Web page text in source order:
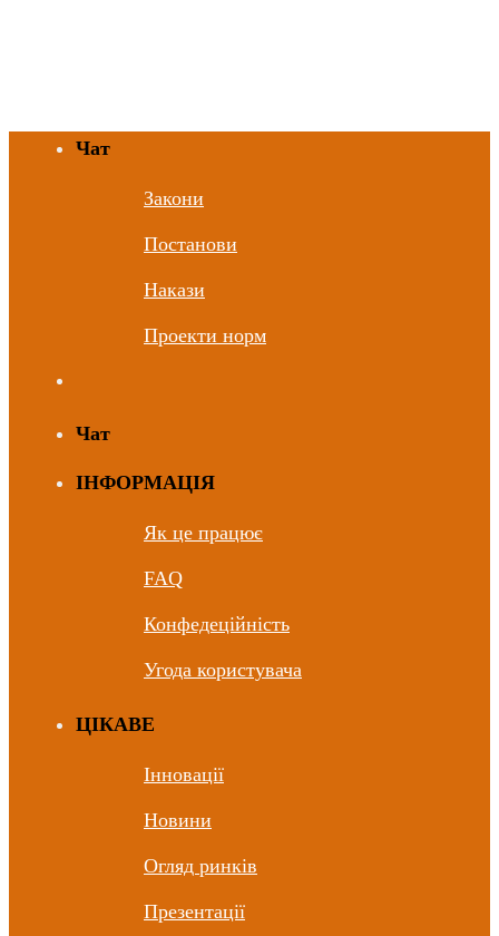
Чат
Закони
Постанови
Накази
Проекти норм
Чат
ІНФОРМАЦІЯ
Як це працює
FAQ
Конфедеційність
Угода користувача
ЦIКАВЕ
Інновації
Новини
Огляд ринків
Презентації